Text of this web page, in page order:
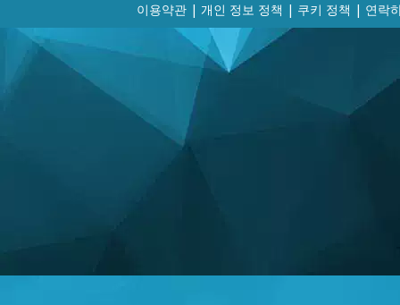
이용약관| 개인 정보 정책 | 쿠키 정책 | 연락